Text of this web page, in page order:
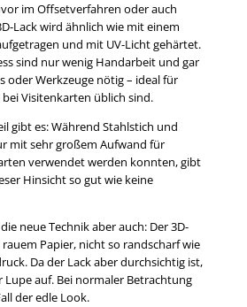
im Offsetverfahren oder auch
Lack wird ähnlich wie mit einem
und mit UV-Licht gehärtet.
sind nur wenig Handarbeit und gar
oder Werkzeuge nötig – ideal für
Visitenkarten üblich sind.
gibt es: Während Stahlstich und
mit sehr großem Aufwand für
verwendet werden konnten, gibt
Hinsicht so gut wie keine
neue Technik aber auch: Der 3D-
Papier, nicht so randscharf wie
Da der Lack aber durchsichtig ist,
auf. Bei normaler Betrachtung
der edle Look.